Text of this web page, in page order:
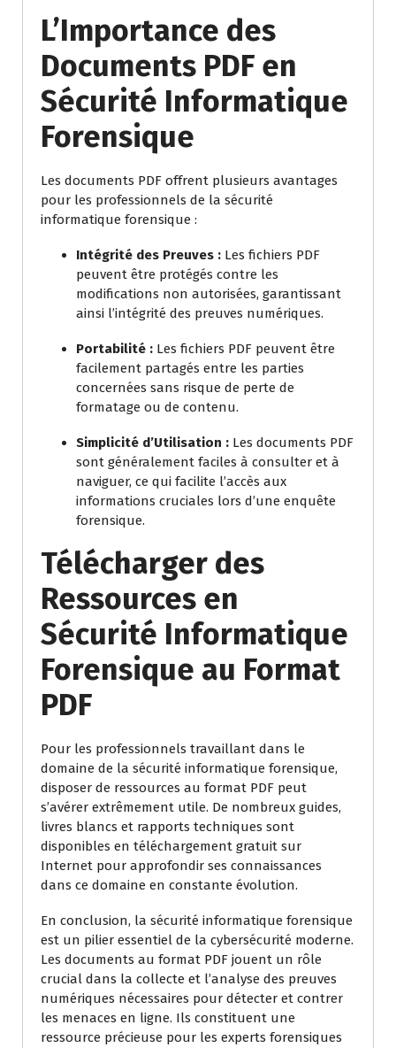
L’Importance des
Documents PDF en
Sécurité Informatique
Forensique
Les documents PDF offrent plusieurs avantages
pour les professionnels de la sécurité
informatique forensique :
Intégrité des Preuves : Les fichiers PDF
peuvent être protégés contre les
modifications non autorisées, garantissant
ainsi l’intégrité des preuves numériques.
Portabilité : Les fichiers PDF peuvent être
facilement partagés entre les parties
concernées sans risque de perte de
formatage ou de contenu.
Simplicité d’Utilisation : Les documents PDF
sont généralement faciles à consulter et à
naviguer, ce qui facilite l’accès aux
informations cruciales lors d’une enquête
forensique.
Télécharger des
Ressources en
Sécurité Informatique
Forensique au Format
PDF
Pour les professionnels travaillant dans le
domaine de la sécurité informatique forensique,
disposer de ressources au format PDF peut
s’avérer extrêmement utile. De nombreux guides,
livres blancs et rapports techniques sont
disponibles en téléchargement gratuit sur
Internet pour approfondir ses connaissances
dans ce domaine en constante évolution.
En conclusion, la sécurité informatique forensique
est un pilier essentiel de la cybersécurité moderne.
Les documents au format PDF jouent un rôle
crucial dans la collecte et l’analyse des preuves
numériques nécessaires pour détecter et contrer
les menaces en ligne. Ils constituent une
ressource précieuse pour les experts forensiques